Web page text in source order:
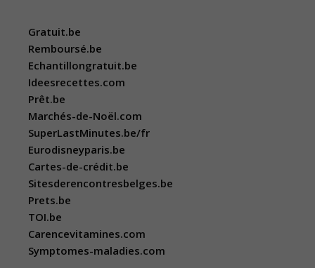
Gratuit.be
Remboursé.be
Echantillongratuit.be
Ideesrecettes.com
Prêt.be
Marchés-de-Noël.com
SuperLastMinutes.be/fr
Eurodisneyparis.be
Cartes-de-crédit.be
Sitesderencontresbelges.be
Prets.be
TOI.be
Carencevitamines.com
Symptomes-maladies.com